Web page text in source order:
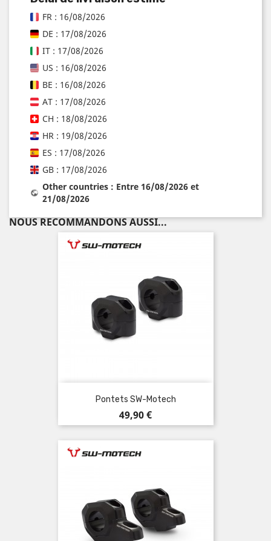
FR : 16/08/2026
DE : 17/08/2026
IT : 17/08/2026
US : 16/08/2026
BE : 16/08/2026
AT : 17/08/2026
CH : 18/08/2026
HR : 19/08/2026
ES : 17/08/2026
GB : 17/08/2026
Other countries : Entre 16/08/2026 et
21/08/2026
NOUS RECOMMANDONS AUSSI...
Pontets SW-Motech
Prix
49,90 €